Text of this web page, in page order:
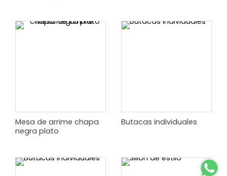
Mesa de arrime chapa
negra plato
Butacas individuales